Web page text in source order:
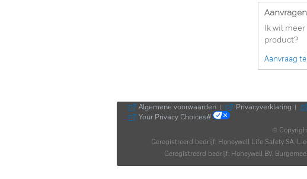
Ik wil
product?
Aanvraag
Algemene voorwaarden Privacyverklaring
Your Privacy Choices#
©
Geregistreerd bedrijf: Honeywell Life Safety SA,
Geregistreerd bedrijf: Honeywell BV,